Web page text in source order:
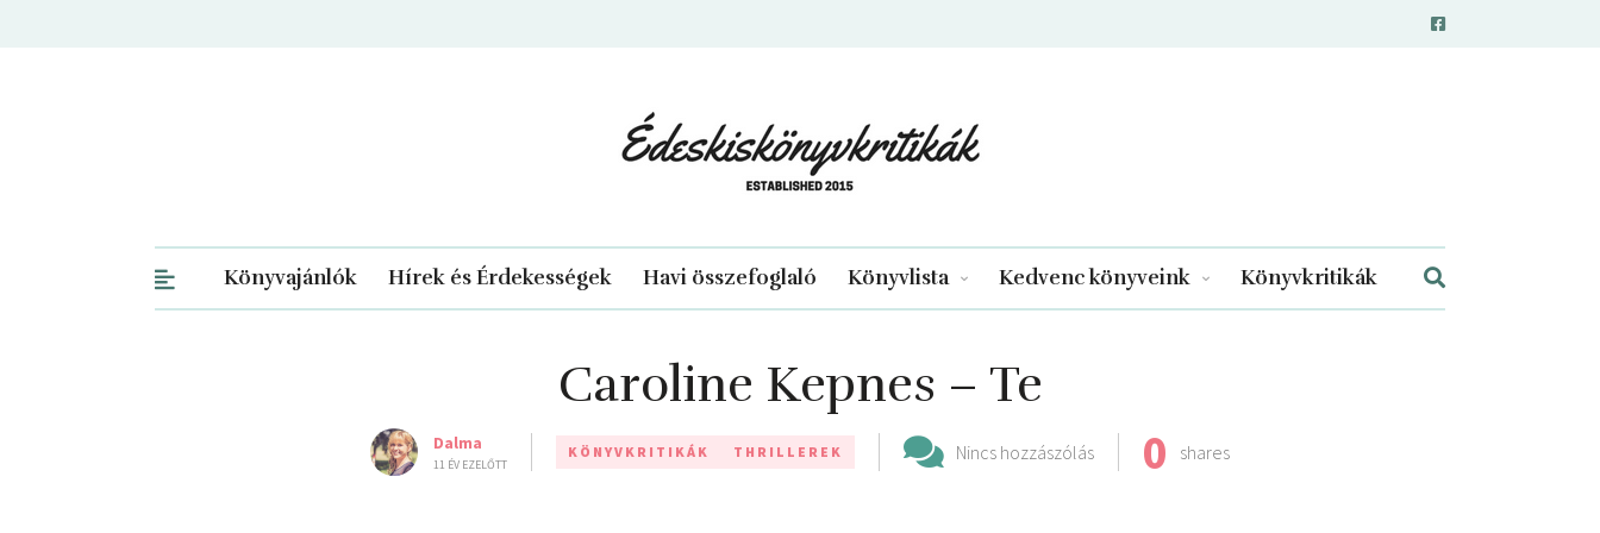
Könyvajánlók Hírek és Érdekességek Havi összefoglaló Könyvlista Kedvenc könyveink Könyvkritikák
Caroline Kepnes – Te
Dalma
11 ÉV EZELŐTT
KÖNYVKRITIKÁK THRILLEREK Nincs hozzászólás 0 shares